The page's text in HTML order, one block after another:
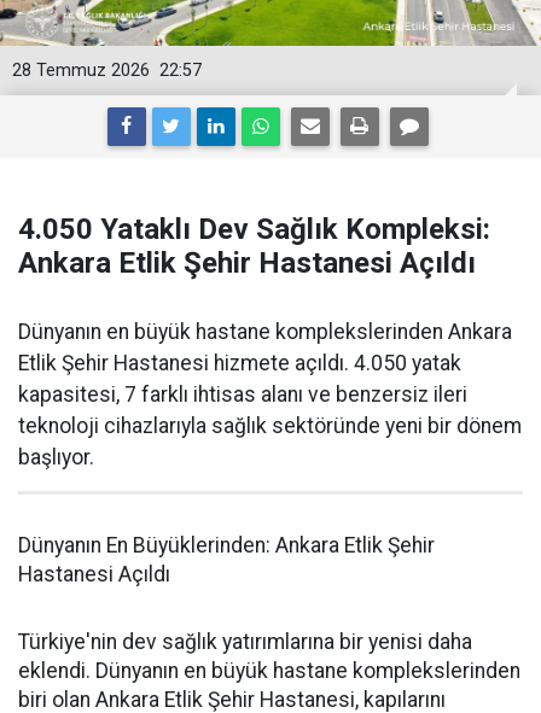
22:57
28 Temmuz 2026
4.050 Yataklı Dev Sağlık Kompleksi:
Ankara Etlik Şehir Hastanesi Açıldı
Dünyanın en büyük hastane komplekslerinden Ankara
Etlik Şehir Hastanesi hizmete açıldı. 4.050 yatak
kapasitesi, 7 farklı ihtisas alanı ve benzersiz ileri
teknoloji cihazlarıyla sağlık sektöründe yeni bir dönem
başlıyor.
Dünyanın En Büyüklerinden: Ankara Etlik Şehir
Hastanesi Açıldı
Türkiye'nin dev sağlık yatırımlarına bir yenisi daha
eklendi. Dünyanın en büyük hastane komplekslerinden
biri olan Ankara Etlik Şehir Hastanesi, kapılarını